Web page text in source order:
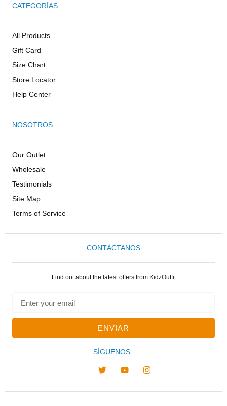
CATEGORÍAS
All Products
Gift Card
Size Chart
Store Locator
Help Center
NOSOTROS
Our Outlet
Wholesale
Testimonials
Site Map
Terms of Service
CONTÁCTANOS
Find out about the latest offers from KidzOutfit
ENVIAR
SÍGUENOS :